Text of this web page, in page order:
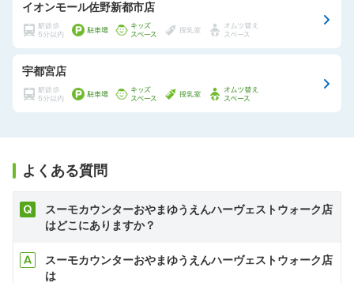
イオンモール佐野新都市店
宇都宮店
よくある質問
スーモカウンターおやまゆうえんハーヴェストウォーク店
はどこにありますか？
スーモカウンターおやまゆうえんハーヴェストウォーク店
は